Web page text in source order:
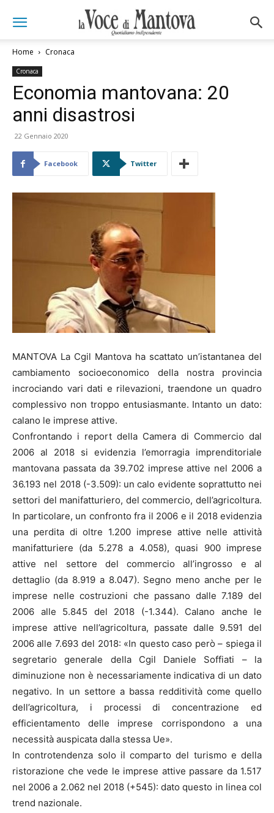
Home Cronaca
Cronaca
Economia mantovana: 20
anni disastrosi
22 Gennaio 2020
Facebook Twitter
MANTOVA La Cgil Mantova ha scattato un’istantanea del
cambiamento socioeconomico della nostra provincia
incrociando vari dati e rilevazioni, traendone un quadro
complessivo non troppo entusiasmante. Intanto un dato:
calano le imprese attive.
Confrontando i report della Camera di Commercio dal
2006 al 2018 si evidenzia l’emorragia imprenditoriale
mantovana passata da 39.702 imprese attive nel 2006 a
36.193 nel 2018 (-3.509): un calo evidente soprattutto nei
settori del manifatturiero, del commercio, dell’agricoltura.
In particolare, un confronto fra il 2006 e il 2018 evidenzia
una perdita di oltre 1.200 imprese attive nelle attività
manifatturiere (da 5.278 a 4.058), quasi 900 imprese
attive nel settore del commercio all’ingrosso e al
dettaglio (da 8.919 a 8.047). Segno meno anche per le
imprese nelle costruzioni che passano dalle 7.189 del
2006 alle 5.845 del 2018 (-1.344). Calano anche le
imprese attive nell’agricoltura, passate dalle 9.591 del
2006 alle 7.693 del 2018: «In questo caso però – spiega il
segretario generale della Cgil Daniele Soffiati – la
diminuzione non è necessariamente indicativa di un dato
negativo. In un settore a bassa redditività come quello
dell’agricoltura, i processi di concentrazione ed
efficientamento delle imprese corrispondono a una
necessità auspicata dalla stessa Ue».
In controtendenza solo il comparto del turismo e della
ristorazione che vede le imprese attive passare da 1.517
nel 2006 a 2.062 nel 2018 (+545): dato questo in linea col
trend nazionale.